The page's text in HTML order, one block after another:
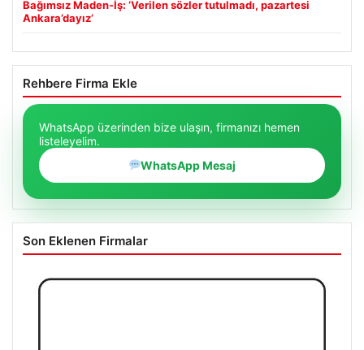
Bağımsız Maden-İş: ‘Verilen sözler tutulmadı, pazartesi
Ankara’dayız’
Rehbere Firma Ekle
WhatsApp üzerinden bize ulaşın, firmanızı hemen
listeleyelim.
WhatsApp Mesaj
Son Eklenen Firmalar